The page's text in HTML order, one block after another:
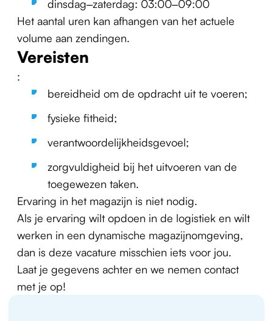
dinsdag–zaterdag: 03:00–09:00
Het aantal uren kan afhangen van het actuele
volume aan zendingen.
Vereisten
:
bereidheid om de opdracht uit te voeren;
fysieke fitheid;
verantwoordelijkheidsgevoel;
zorgvuldigheid bij het uitvoeren van de
toegewezen taken.
Ervaring in het magazijn is niet nodig.
Als je ervaring wilt opdoen in de logistiek en wilt
werken in een dynamische magazijnomgeving,
dan is deze vacature misschien iets voor jou.
Laat je gegevens achter en we nemen contact
met je op!